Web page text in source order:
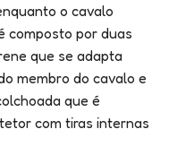
o cavalo
composto por duas
que se adapta
membro do cavalo e
que é
com tiras internas